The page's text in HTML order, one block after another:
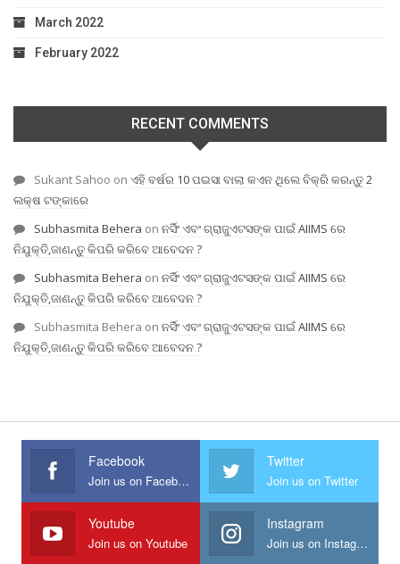
March 2022
February 2022
RECENT COMMENTS
Sukant Sahoo on ଏହି ବର୍ଷର 10 ପଇସା ବାଲା କଏନ ଥିଲେ ବିକ୍ରି କରନ୍ତୁ 2
ଲକ୍ଷ ଟଙ୍କାରେ
Subhasmita Behera on ନର୍ସିଂ ଏବଂ ଗ୍ରାଜୁଏଟସଙ୍କ ପାଇଁ AIIMS ରେ
ନିଯୁକ୍ତି,ଜାଣନ୍ତୁ କିପରି କରିବେ ଆବେଦନ ?
Subhasmita Behera on ନର୍ସିଂ ଏବଂ ଗ୍ରାଜୁଏଟସଙ୍କ ପାଇଁ AIIMS ରେ
ନିଯୁକ୍ତି,ଜାଣନ୍ତୁ କିପରି କରିବେ ଆବେଦନ ?
Subhasmita Behera on ନର୍ସିଂ ଏବଂ ଗ୍ରାଜୁଏଟସଙ୍କ ପାଇଁ AIIMS ରେ
ନିଯୁକ୍ତି,ଜାଣନ୍ତୁ କିପରି କରିବେ ଆବେଦନ ?
Facebook
Join us on Facebook
Twitter
Join us on Twitter
Youtube
Join us on Youtube
Instagram
Join us on Instagram